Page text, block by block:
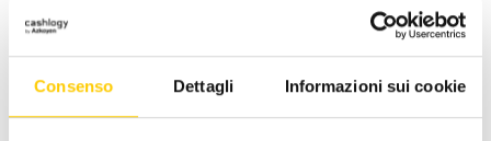
Consenso Dettagli Informazioni sui cookie
lotta all’evasione e, più in generale, di politica fiscale
potrebbe offrire maggiori garanzie di efficacia.
D’altronde la competenza sui mezzi di pagamento è
prerogativa della BCE che, come abbiamo visto